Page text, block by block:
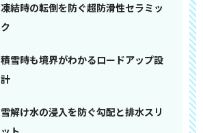
凍結時の転倒を防ぐ超防滑性セラミッ
ク
積雪時も境界がわかるロードアップ設
計
雪解け水の浸入を防ぐ勾配と排水スリ